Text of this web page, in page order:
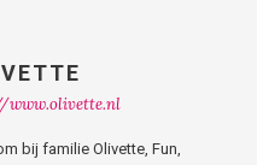
www.olivette.nl
bij familie Olivette, Fun,